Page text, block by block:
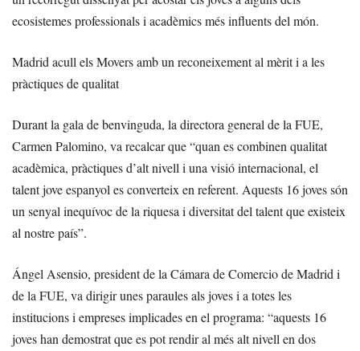
ecosistemes professionals i acadèmics més influents del món.
Madrid acull els Movers amb un reconeixement al mèrit i a les
pràctiques de qualitat
Durant la gala de benvinguda, la directora general de la FUE,
Carmen Palomino, va recalcar que “quan es combinen qualitat
acadèmica, pràctiques d’alt nivell i una visió internacional, el
talent jove espanyol es converteix en referent. Aquests 16 joves són
un senyal inequívoc de la riquesa i diversitat del talent que existeix
al nostre país”.
Ángel Asensio, president de la Cámara de Comercio de Madrid i
de la FUE, va dirigir unes paraules als joves i a totes les
institucions i empreses implicades en el programa: “aquests 16
joves han demostrat que es pot rendir al més alt nivell en dos